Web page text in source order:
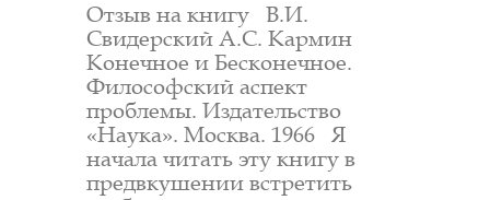
Отзыв на книгу В.И.
Свидерский А.С. Кармин
Конечное и Бесконечное.
Философский аспект
проблемы. Издательство
«Наука». Москва. 1966 Я
начала читать эту книгу в
предвкушении встретить